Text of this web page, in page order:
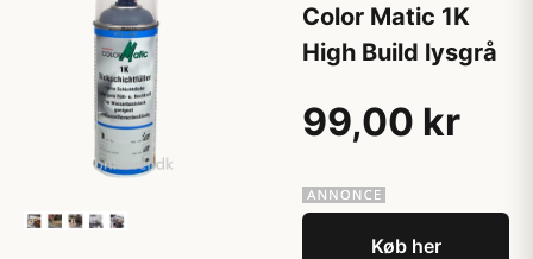
Color Matic 1K
High Build lysgrå
99,00 kr
Køb her